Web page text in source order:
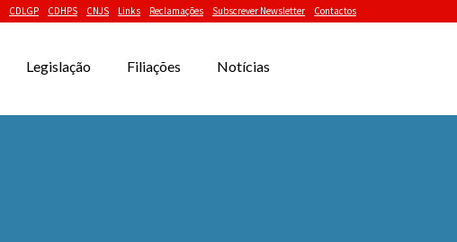
CDLGP CDHPS CNJS Links Reclamações Subscrever Newsletter Contactos
Legislação Filiações Notícias